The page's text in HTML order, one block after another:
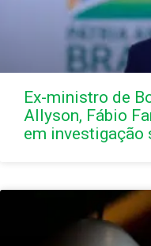
Ex-ministro de
Allyson, Fábio
em investigação